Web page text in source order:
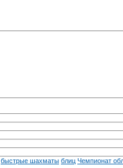
быстрые шахматы блиц Чемпионат